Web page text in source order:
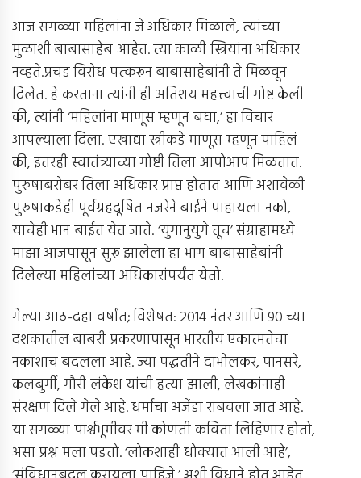
आज सगळ्या महिलांना जे अधिकार मिळाले, त्यांच्या
मुळाशी बाबासाहेब आहेत. त्या काळी स्त्रियांना अधिकार
नव्हते.प्रचंड विरोध पत्करून बाबासाहेबांनी ते मिळवून
दिलेत. हे करताना त्यांनी ही अतिशय महत्त्वाची गोष्ट केली
की, त्यांनी ‘महिलांना माणूस म्हणून बघा,’ हा विचार
आपल्याला दिला. एखाद्या स्त्रीकडे माणूस म्हणून पाहिलं
की, इतरही स्वातंत्र्याच्या गोष्टी तिला आपोआप मिळतात.
पुरुषाबरोबर तिला अधिकार प्राप्त होतात आणि अशावेळी
पुरुषाकडेही पूर्वग्रहदूषित नजरेने बाईने पाहायला नको,
याचेही भान बाईत येत जाते. ‘युगानुयुगे तूच’ संग्राहामध्ये
माझा आजपासून सुरू झालेला हा भाग बाबासाहेबांनी
दिलेल्या महिलांच्या अधिकारांपर्यंत येतो.
गेल्या आठ-दहा वर्षांत; विशेषत: 2014 नंतर आणि 90 च्या
दशकातील बाबरी प्रकरणापासून भारतीय एकात्मतेचा
नकाशाच बदलला आहे. ज्या पद्धतीने दाभोलकर, पानसरे,
कलबुर्गी, गौरी लंकेश यांची हत्या झाली, लेखकांनाही
संरक्षण दिले गेले आहे. धर्माचा अजेंडा राबवला जात आहे.
या सगळ्या पार्श्वभूमीवर मी कोणती कविता लिहिणार होतो,
असा प्रश्न मला पडतो. ‘लोकशाही धोक्यात आली आहे’,